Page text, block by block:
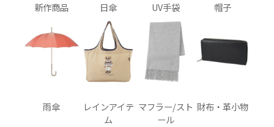
新作商品 日傘 UV手袋 帽子
雨傘
レインアイテ
ム
マフラー/スト
ール
財布・革小物